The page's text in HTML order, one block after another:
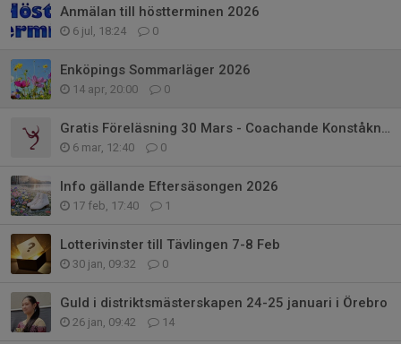
Anmälan till höstterminen 2026
6 jul, 18:24 0
Enköpings Sommarläger 2026
14 apr, 20:00 0
Gratis Föreläsning 30 Mars - Coachande Konståkningsförälder
6 mar, 12:40 0
Info gällande Eftersäsongen 2026
17 feb, 17:40 1
Lotterivinster till Tävlingen 7-8 Feb
30 jan, 09:32 0
Guld i distriktsmästerskapen 24-25 januari i Örebro
26 jan, 09:42 14